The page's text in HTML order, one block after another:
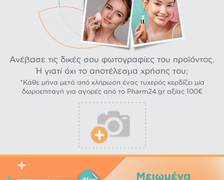
Ανέβασε τις δικές σου φωτογραφίες του προϊόντος.
Ή γιατί όχι το αποτέλεσμα χρήσης του;
*Κάθε μήνα μετά από κλήρωση ένας τυχερός κερδίζει μία
δωροεπιταγή για αγορές από το Pharm24.gr αξίας 100€